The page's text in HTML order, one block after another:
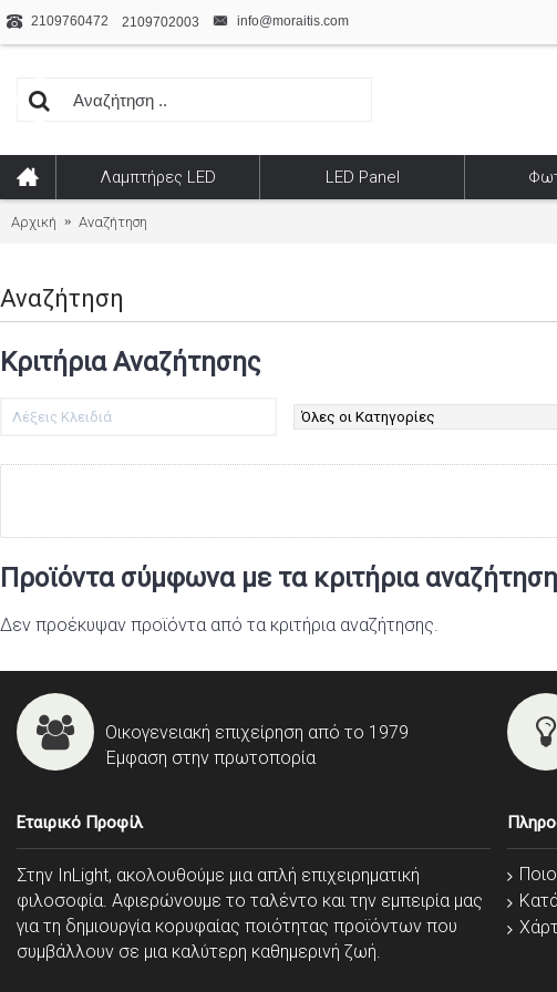
2109760472 2109702003 info@moraitis.com
Λαμπτήρες LED LED Panel
Αρχική Αναζήτηση
Αναζήτηση
Κριτήρια Αναζήτησης
Προϊόντα σύμφωνα με τα κριτήρια
Δεν προέκυψαν προϊόντα από τα κριτήρια αναζήτησης.
Οικογενειακή επιχείρηση από το 1979
Έμφαση στην πρωτοπορία
Εταιρικό Προφίλ
Στην InLight, ακολουθούμε μια απλή επιχειρηματική
φιλοσοφία. Αφιερώνουμε το ταλέντο και την εμπειρία μας
για τη δημιουργία κορυφαίας ποιότητας προϊόντων που
συμβάλλουν σε μια καλύτερη καθημερινή ζωή.